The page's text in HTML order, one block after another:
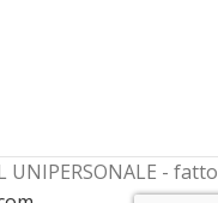
UNIPERSONALE - fatto